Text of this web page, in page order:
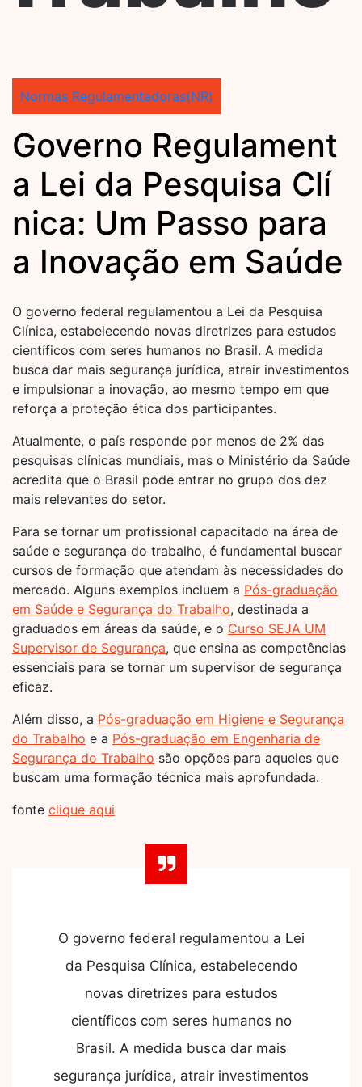
Normas Regulamentadoras(NR)
Governo Regulament
a Lei da Pesquisa Clí
nica: Um Passo para
a Inovação em Saúde
O governo federal regulamentou a Lei da Pesquisa
Clínica, estabelecendo novas diretrizes para estudos
científicos com seres humanos no Brasil. A medida
busca dar mais segurança jurídica, atrair investimentos
e impulsionar a inovação, ao mesmo tempo em que
reforça a proteção ética dos participantes.
Atualmente, o país responde por menos de 2% das
pesquisas clínicas mundiais, mas o Ministério da Saúde
acredita que o Brasil pode entrar no grupo dos dez
mais relevantes do setor.
Para se tornar um profissional capacitado na área de
saúde e segurança do trabalho, é fundamental buscar
cursos de formação que atendam às necessidades do
mercado. Alguns exemplos incluem a Pós-graduação
em Saúde e Segurança do Trabalho, destinada a
graduados em áreas da saúde, e o Curso SEJA UM
Supervisor de Segurança, que ensina as competências
essenciais para se tornar um supervisor de segurança
eficaz.
Além disso, a Pós-graduação em Higiene e Segurança
do Trabalho e a Pós-graduação em Engenharia de
Segurança do Trabalho são opções para aqueles que
buscam uma formação técnica mais aprofundada.
fonte clique aqui
O governo federal regulamentou a Lei
da Pesquisa Clínica, estabelecendo
novas diretrizes para estudos
científicos com seres humanos no
Brasil. A medida busca dar mais
segurança jurídica, atrair investimentos